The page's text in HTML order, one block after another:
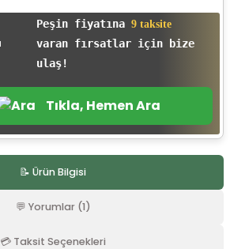
Peşin fiyatına 9 taksite
varan fırsatlar için bize
ulaş!
Tıkla, Hemen Ara
📝 Ürün Bilgisi
💬 Yorumlar (1)
💳 Taksit Seçenekleri